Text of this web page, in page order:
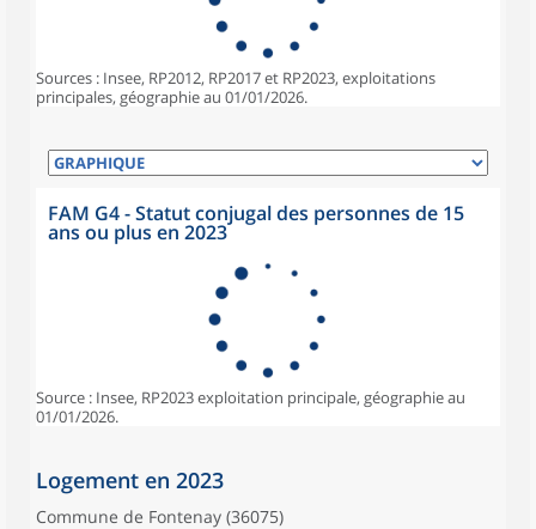
Sources : Insee, RP2012, RP2017 et RP2023, exploitations
principales, géographie au 01/01/2026.
FAM G4 - Statut conjugal des personnes de 15
ans ou plus en 2023
Source : Insee, RP2023 exploitation principale, géographie au
01/01/2026.
Logement en 2023
Commune de Fontenay (36075)